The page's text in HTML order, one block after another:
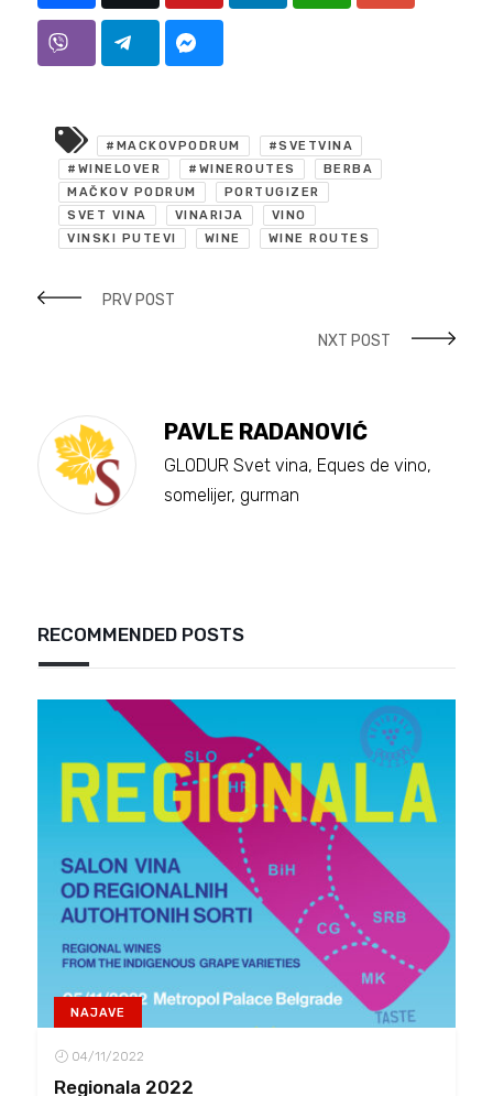
#MACKOVPODRUM
#SVETVINA
#WINELOVER
#WINEROUTES
BERBA
MAČKOV PODRUM
PORTUGIZER
SVET VINA
VINARIJA
VINO
VINSKI PUTEVI
WINE WINE ROUTES
PRV POST
NXT POST
PAVLE RADANOVIĆ
GLODUR Svet vina, Eques de vino,
somelijer, gurman
RECOMMENDED POSTS
NAJAVE
04/11/2022
Regionala 2022